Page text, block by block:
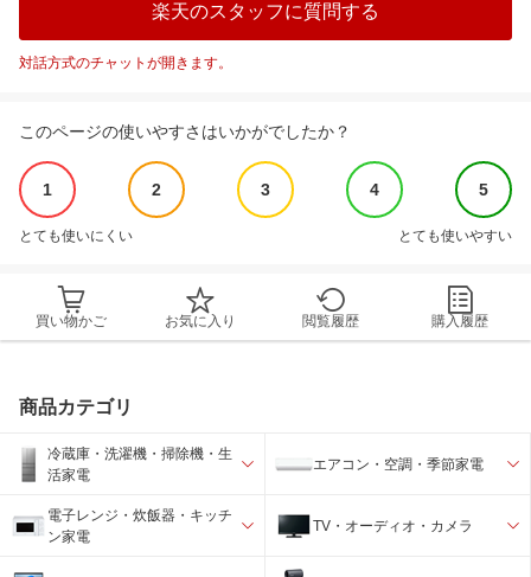
楽天のスタッフに質問する
対話方式のチャットが開きます。
このページの使いやすさはいかがでしたか？
1 2 3 4 5
とても使いにくい とても使いやすい
買い物かご お気に入り 閲覧履歴 購入履歴
商品カテゴリ
冷蔵庫・洗濯機・掃除機・生
活家電
エアコン・空調・季節家電
電子レンジ・炊飯器・キッチ
ン家電
TV・オーディオ・カメラ